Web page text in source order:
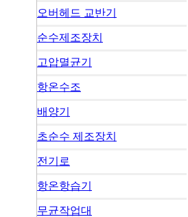
오버헤드 교반기
순수제조장치
고압멸균기
항온수조
배양기
초순수 제조장치
전기로
항온항습기
무균작업대